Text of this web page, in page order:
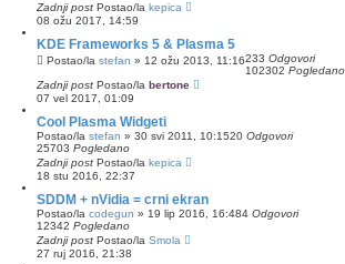
Zadnji post Postao/la kepica
08 ožu 2017, 14:59
KDE Frameworks 5 & Plasma 5
Postao/la stefan » 12 ožu 2013, 11:16233 Odgovori
102302 Pogledano
Zadnji post Postao/la bertone
07 vel 2017, 01:09
Cool Plasma Widgeti
Postao/la stefan » 30 svi 2011, 10:1520 Odgovori
25703 Pogledano
Zadnji post Postao/la kepica
18 stu 2016, 22:37
SDDM + nVidia = crni ekran
Postao/la codegun » 19 lip 2016, 16:484 Odgovori
12342 Pogledano
Zadnji post Postao/la Smola
27 ruj 2016, 21:38